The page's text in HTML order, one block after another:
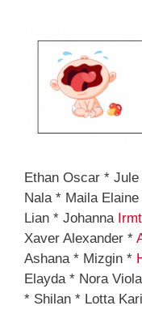
Ethan Oscar *
Nala * Maila
Lian * Johanna
Xaver Alexander *
Ashana * Mizgin *
Elayda * Nora
* Shilan * Lotta